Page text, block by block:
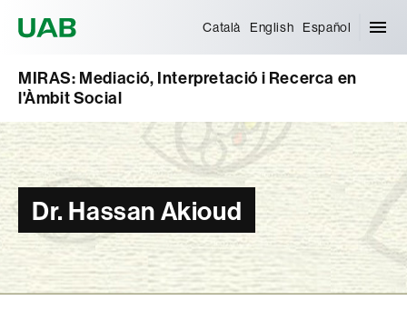
Català English Español
MIRAS: Mediació, Interpretació i Recerca en
l'Àmbit Social
Dr. Hassan Akioud